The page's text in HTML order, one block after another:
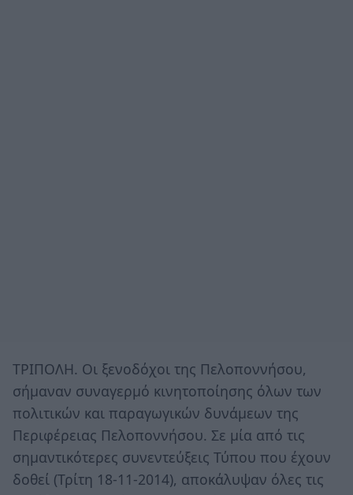
ΤΡΙΠΟΛΗ. Οι ξενοδόχοι της Πελοποννήσου,
σήμαναν συναγερμό κινητοποίησης όλων των
πολιτικών και παραγωγικών δυνάμεων της
Περιφέρειας Πελοποννήσου. Σε μία από τις
σημαντικότερες συνεντεύξεις Τύπου που έχουν
δοθεί (Τρίτη 18-11-2014), αποκάλυψαν όλες τις